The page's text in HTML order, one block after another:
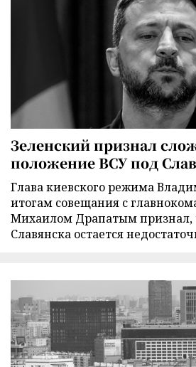
Зеленский признал
положение ВСУ под
Глава киевского режима
итогам совещания с
Михаилом Драпатым признал,
Славянска остается